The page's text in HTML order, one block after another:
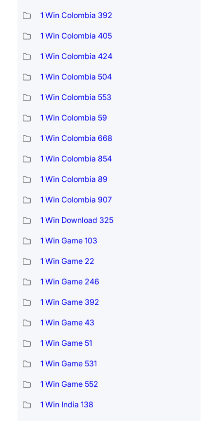
1 Win Colombia 392
1 Win Colombia 405
1 Win Colombia 424
1 Win Colombia 504
1 Win Colombia 553
1 Win Colombia 59
1 Win Colombia 668
1 Win Colombia 854
1 Win Colombia 89
1 Win Colombia 907
1 Win Download 325
1 Win Game 103
1 Win Game 22
1 Win Game 246
1 Win Game 392
1 Win Game 43
1 Win Game 51
1 Win Game 531
1 Win Game 552
1 Win India 138